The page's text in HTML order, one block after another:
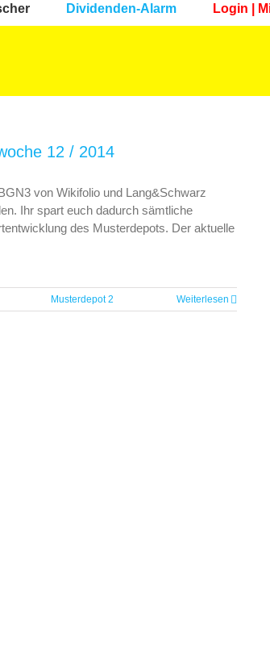
Dividenden-Alarm Login |
12 / 2014
von Wikifolio und Lang&Schwarz
Ihr spart euch dadurch sämtliche
des Musterdepots. Der aktuelle
Musterdepot 2 Weiterlesen